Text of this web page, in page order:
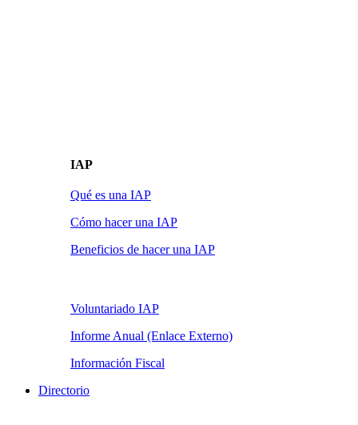
IAP
Qué es una IAP
Cómo hacer una IAP
Beneficios de hacer una IAP
Voluntariado IAP
Informe Anual (Enlace Externo)
Información Fiscal
Directorio